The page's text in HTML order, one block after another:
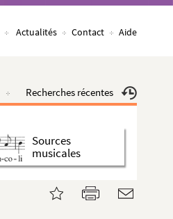
Actualités Contact Aide
Recherches récentes
Sources
musicales